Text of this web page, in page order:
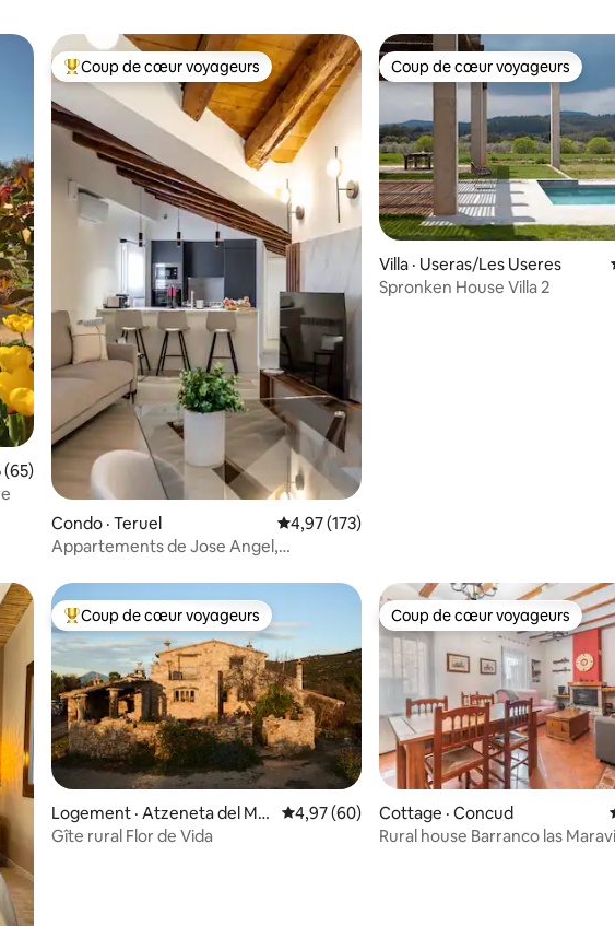
aimés
moyenne de 5 sur 5, 65 commentaires
(65)
Coup de cœur voyageurs parmi les plus aimés
Coup de cœur voyageurs
Condo · Teruel Note moyenne de 4,97 sur 5, 173
4,97 (173)
Appartements de Jose Angel,
Coup de cœur voyageurs
Coup de cœur voyageurs
Villa · Useras/Les Useres
Spronken House Villa 2
Coup de cœur voyageurs parmi les plus aimés
Coup de cœur voyageurs
Logement · Atzeneta del Ma
estrat
Note moyenne de 4,97 sur 5, 60
4,97 (60)
Gîte rural Flor de Vida
Coup de cœur voyageurs
Coup de cœur voyageurs
Cottage · Concud
Rural house Barranco las